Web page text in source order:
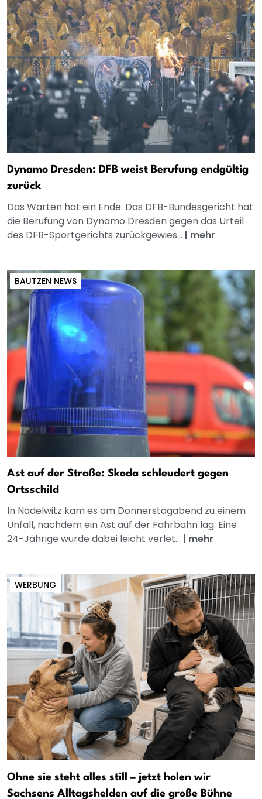
Dynamo Dresden: DFB weist Berufung endgültig
zurück
Das Warten hat ein Ende: Das DFB-Bundesgericht hat
die Berufung von Dynamo Dresden gegen das Urteil
des DFB-Sportgerichts zurückgewies... | mehr
BAUTZEN NEWS
Ast auf der Straße: Skoda schleudert gegen
Ortsschild
In Nadelwitz kam es am Donnerstagabend zu einem
Unfall, nachdem ein Ast auf der Fahrbahn lag. Eine
24-Jährige wurde dabei leicht verlet... | mehr
WERBUNG
Ohne sie steht alles still – jetzt holen wir
Sachsens Alltagshelden auf die große Bühne